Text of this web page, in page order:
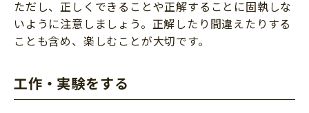
ただし、正しくできることや正解することに固執しな
いように注意しましょう。正解したり間違えたりする
ことも含め、楽しむことが大切です。
工作・実験をする